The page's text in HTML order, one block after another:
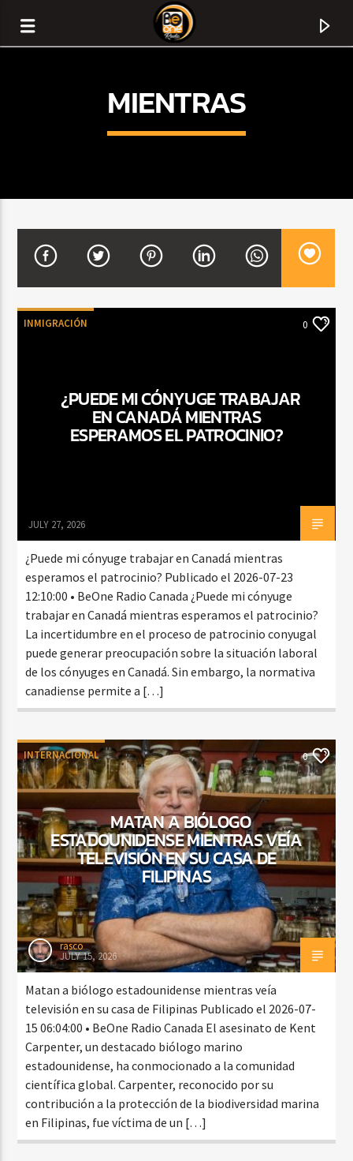
TITLE
CURRENT SHOW
FIESTA DJ MIX
Beone Radio
MIENTRAS
INMIGRACIÓN 0
¿PUEDE MI CÓNYUGE TRABAJAR
EN CANADÁ MIENTRAS
ESPERAMOS EL PATROCINIO?
JULY 27, 2026
¿Puede mi cónyuge trabajar en Canadá mientras
esperamos el patrocinio? Publicado el 2026-07-23
12:10:00 • BeOne Radio Canada ¿Puede mi cónyuge
trabajar en Canadá mientras esperamos el patrocinio?
La incertidumbre en el proceso de patrocinio conyugal
puede generar preocupación sobre la situación laboral
de los cónyuges en Canadá. Sin embargo, la normativa
canadiense permite a […]
INTERNACIONAL 0
MATAN A BIÓLOGO
ESTADOUNIDENSE MIENTRAS VEÍA
TELEVISIÓN EN SU CASA DE
FILIPINAS
rasco
JULY 15, 2026
Matan a biólogo estadounidense mientras veía
televisión en su casa de Filipinas Publicado el 2026-07-
15 06:04:00 • BeOne Radio Canada El asesinato de Kent
Carpenter, un destacado biólogo marino
estadounidense, ha conmocionado a la comunidad
científica global. Carpenter, reconocido por su
contribución a la protección de la biodiversidad marina
en Filipinas, fue víctima de un […]